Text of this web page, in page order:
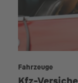
Fahrzeuge